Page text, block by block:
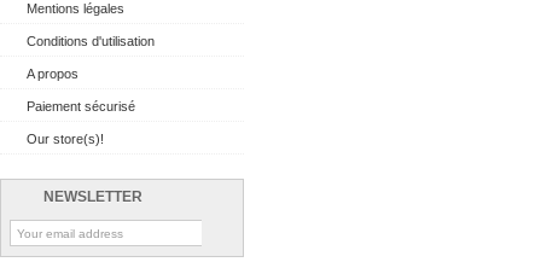
Mentions légales
Conditions d'utilisation
A propos
Paiement sécurisé
Our store(s)!
NEWSLETTER